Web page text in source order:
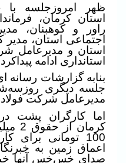
ظهر امروزجلسه با
استان کرمان،
راور و کوهبنان،
اجتماعی استان،
استان و مدیرعامل
استانداری ادامه
بنابه گزارشات
جلسه دیگری
مدیرعامل شرکت
اما کارگران پشت
کرمان
100 تومانی
اعماق زمین به
صدای خس‌خس آنها